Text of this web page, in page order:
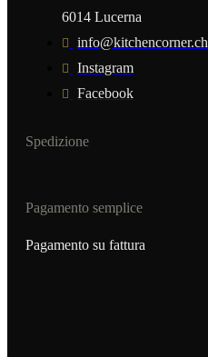
6014 Lucerna
info@kitchencorner.ch
Instagram
Facebook
Spedizione
Pagamento semplice
Pagamento su fattura